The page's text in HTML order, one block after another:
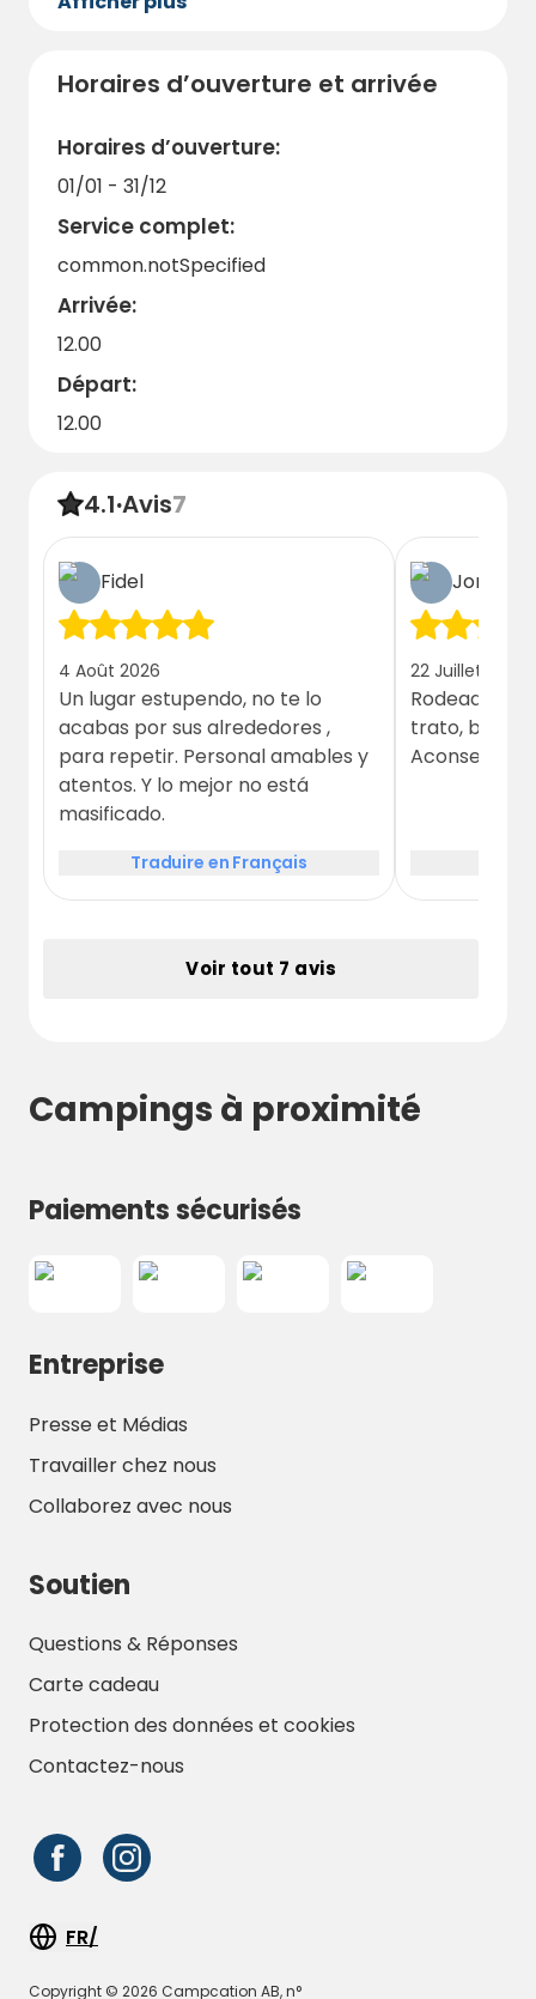
les sentiers et participer aux activités de
Le temps peut varier, en particulier dans les
porter plusieurs couches de vêtements et
des vêtements imperméables. Enfin,
profitez de l'occasion pour demander des
conseils et des recommandations au
personnel local : leur connaissance de la
région rendra votre expérience encore plus
mémorable. La Cañadilla vous attend pour
un séjour inoubliable !
Horaires d’ouverture et arrivée
Horaires d’ouverture:
01/01 - 31/12
Service complet:
common.notSpecified
Arrivée:
12.00
Départ:
12.00
4.1·Avis7
Fidel
4 Août 2026
Un lugar estupendo, no te lo
acabas por sus alrededores ,
para repetir. Personal amables y
atentos. Y lo mejor no está
masificado.
Traduire en Français
Jordi
22 Juillet 2026
Rodeado de
trato, baños
Aconsejable!
Voir tout 7 avis
Campings à proximité
Paiements sécurisés
Entreprise
Presse et Médias
Travailler chez nous
Collaborez avec nous
Soutien
Questions & Réponses
Carte cadeau
Protection des données et cookies
Contactez-nous
FR/
Copyright © 2026 Campcation AB, n°